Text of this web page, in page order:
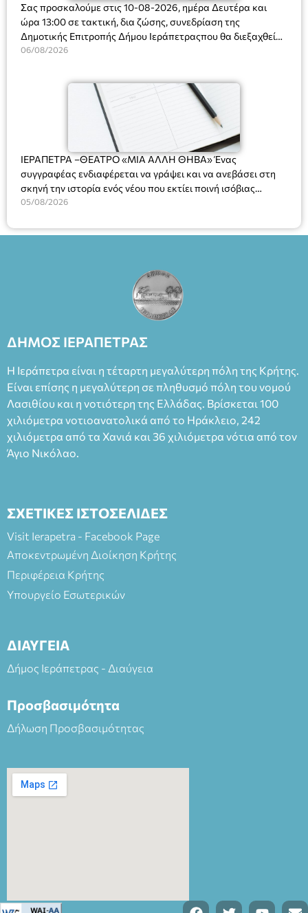
Σας προσκαλούμε στις 10-08-2026, ημέρα Δευτέρα και
ώρα 13:00 σε τακτική, δια ζώσης, συνεδρίαση της
Δημοτικής Επιτροπής Δήμου Ιεράπετραςπου θα διεξαχθεί
στο Δημοτικό Κατάστημα, Δημοκρατίας 31 στην αίθουσα
και λήψη αποφάσεων στα παρακάτω θέματα:
06/08/2026
ΙΕΡΑΠΕΤΡΑ –ΘΕΑΤΡΟ «ΜΙΑ ΑΛΛΗ ΘΗΒΑ» Ένας
συγγραφέας ενδιαφέρεται να γράψει και να ανεβάσει στη
σκηνή την ιστορία ενός νέου που εκτίει ποινή ισόβιας
κάθειρξης για πατροκτονία. Ένα πολυβραβευμένο έργο για
ασθένεια, τον ερωτισμό. Ένα έργο αινιγματικό, συγκινητικό,
έργο, ενώ η παράσταση έχει καθιερωθεί ως σημαντικό
θεατρικό γεγονός χάρη στις εξαιρετικές ερμηνείες του
Θάνου Λέκκα στον ρόλο του Συγγραφέα και του Δημήτρη
Καπουράνη, νικητή του βραβείου Δημήτρης Χορν 2022-
Φεδερίκο. Σκηνοθεσία: Βαγγέλης Θεοδωρόπουλος Είσοδος: :
άνω των 65 Προπώληση: Βιβλιοπωλείο Πάπυρος (Πλατεία
Πλαστήρα), E&G Mini market (Δημοκρατίας 39 Ιεράπετρα)
και στο more.com Χώρος: 3ο Γυμνάσιο Ιεράπετρας
(Είσοδος ΕΠΑ.Λ.) Έναρξη 21:15 Οργάνωση: ΚΝΩΣΟΣ
ΘΕΑΤΡΙΚΕΣ ΠΑΡΑΓΩΓΕΣ ΕΕ
05/08/2026
ΔΗΜΟΣ ΙΕΡΑΠΕΤΡΑΣ
Η Ιεράπετρα είναι η τέταρτη μεγαλύτερη πόλη της Κρήτης.
Είναι επίσης η μεγαλύτερη σε πληθυσμό πόλη του νομού
Λασιθίου και η νοτιότερη της Ελλάδας. Βρίσκεται 100
χιλιόμετρα νοτιοανατολικά από το Ηράκλειο, 242
χιλιόμετρα από τα Χανιά και 36 χιλιόμετρα νότια από τον
Άγιο Νικόλαο.
ΣΧΕΤΙΚΕΣ ΙΣΤΟΣΕΛΙΔΕΣ
Visit Ierapetra - Facebook Page
Αποκεντρωμένη Διοίκηση Κρήτης
Περιφέρεια Κρήτης
Υπουργείο Εσωτερικών
ΔΙΑΥΓΕΙΑ
Δήμος Ιεράπετρας - Διαύγεια
Προσβασιμότητα
Δήλωση Προσβασιμότητας